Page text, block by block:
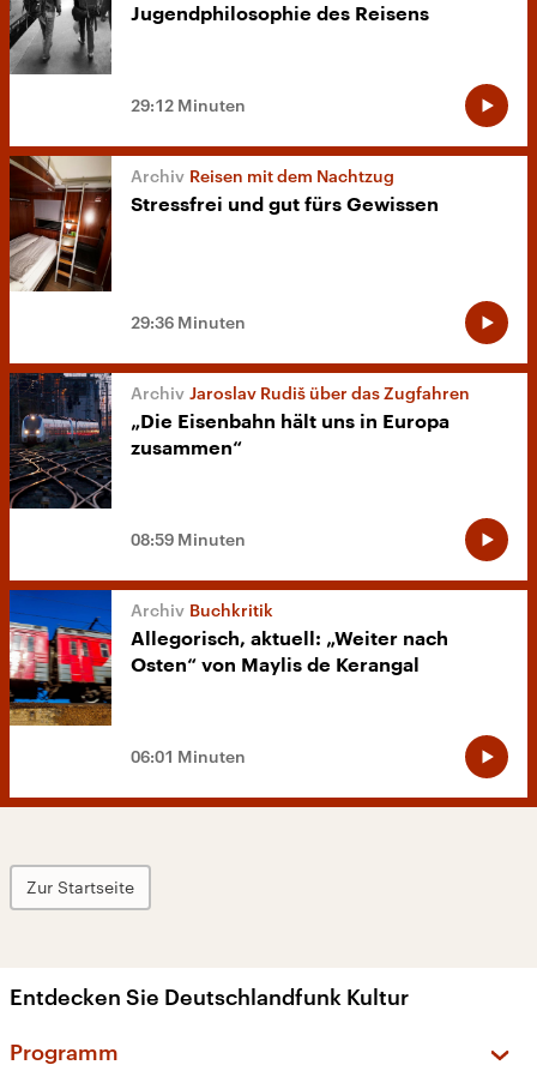
Jugendphilosophie des Reisens
29:12 Minuten
Reisen mit dem Nachtzug
Stressfrei und gut fürs Gewissen
29:36 Minuten
Jaroslav Rudiš über das Zugfahren
„Die Eisenbahn hält uns in Europa
zusammen“
08:59 Minuten
Buchkritik
Allegorisch, aktuell: „Weiter nach
Osten“ von Maylis de Kerangal
06:01 Minuten
Zur Startseite
Entdecken Sie Deutschlandfunk Kultur
Programm